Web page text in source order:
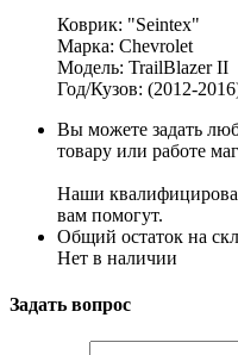
Коврик: "Seintex"
Марка: Chevrolet
Модель: TrailBlazer II
Год/Кузов: (2012-
Вы можете задать
товару или работе
Наши
вам помогут.
Общий остаток на
Нет в наличии
Задать вопрос